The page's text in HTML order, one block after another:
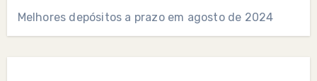
Melhores depósitos a prazo em agosto de 2024